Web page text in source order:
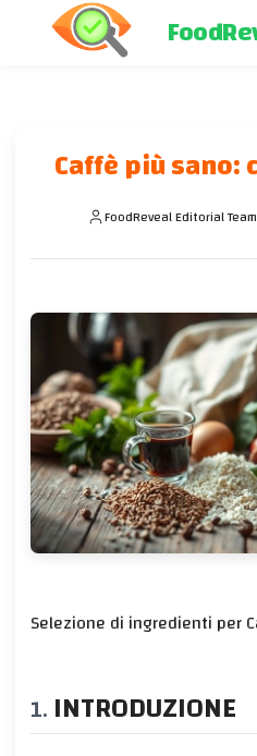
Caffè più sano:
FoodReveal Editorial Team
Selezione di ingredienti per
INTRODUZIONE